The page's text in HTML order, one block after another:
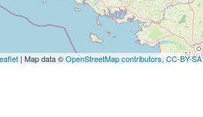
| Map data ©OpenStreetMap contributors,CC-BY-SA